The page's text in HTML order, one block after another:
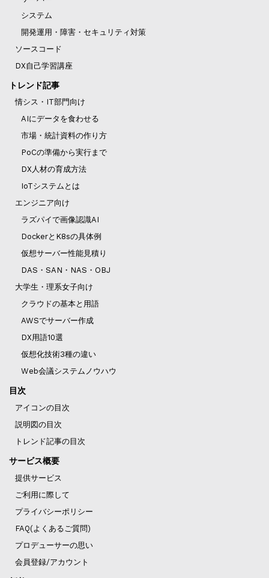
システム
開発運用・障害・セキュリティ対策
ソースコード
DX自己学習講座
トレンド記事
情シス・IT部門向け
AIにデータを食わせる
市場・統計資料の作り方
PoCの準備から実行まで
DX人材の育成方法
IoTシステムとは
エンジニア向け
ラズパイで画像認識AI
DockerとK8sの具体例
仮想サーバー性能見積り
DAS・SAN・NAS・OBJ
大学生・理系女子向け
クラウドの基本と用語
AWSでサーバー作成
DX用語10選
仮想化技術3種の違い
Web会議システムノウハウ
目次
アイコンの目次
説明図の目次
トレンド記事の目次
サービス概要
提供サービス
ご利用に際して
プライバシーポリシー
FAQ(よくあるご質問)
プロデューサーの思い
会員登録/アカウント